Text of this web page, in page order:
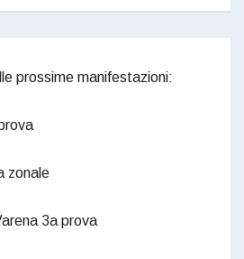
prossime manifestazioni:
zonale
3a prova